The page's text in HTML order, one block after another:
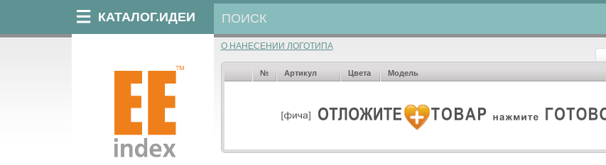
КАТАЛОГ.ИДЕИ
О НАНЕСЕНИИ ЛОГОТИПА
№ Артикул Цвета Модель